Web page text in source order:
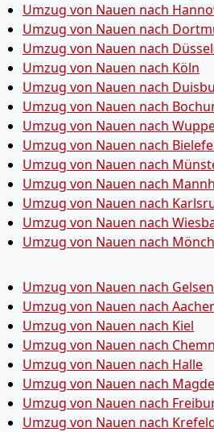
Umzug von Nauen nach
Umzug von Nauen nach
Umzug von Nauen nach
Umzug von Nauen nach Köln
Umzug von Nauen nach
Umzug von Nauen nach
Umzug von Nauen nach
Umzug von Nauen nach
Umzug von Nauen nach
Umzug von Nauen nach
Umzug von Nauen nach
Umzug von Nauen nach
Umzug von Nauen nach
Umzug von Nauen nach
Umzug von Nauen nach
Umzug von Nauen nach Kiel
Umzug von Nauen nach
Umzug von Nauen nach Halle
Umzug von Nauen nach
Umzug von Nauen nach
Umzug von Nauen nach